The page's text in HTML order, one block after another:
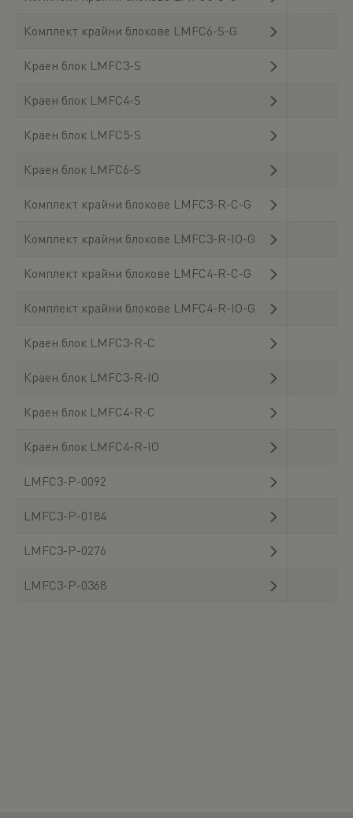
Комплект крайни блокове LMFC6-S-G
Краен блок LMFC3-S
Краен блок LMFC4-S
Краен блок LMFC5-S
Краен блок LMFC6-S
Комплект крайни блокове LMFC3-R-C-G
Комплект крайни блокове LMFC3-R-IO-G
Комплект крайни блокове LMFC4-R-C-G
Комплект крайни блокове LMFC4-R-IO-G
Краен блок LMFC3-R-C
Краен блок LMFC3-R-IO
Краен блок LMFC4-R-C
Краен блок LMFC4-R-IO
LMFC3-P-0092
LMFC3-P-0184
LMFC3-P-0276
LMFC3-P-0368